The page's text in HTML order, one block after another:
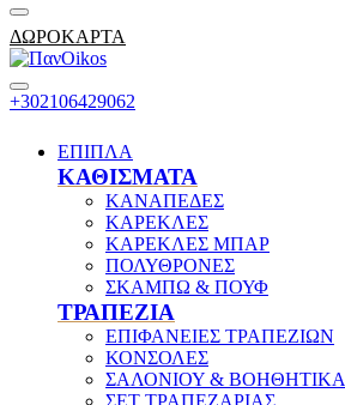
ΔΩΡΟΚΑΡΤΑ
+302106429062
ΕΠΙΠΛΑ
ΚΑΘΙΣΜΑΤΑ
ΚΑΝΑΠΕΔΕΣ
ΚΑΡΕΚΛΕΣ
ΚΑΡΕΚΛΕΣ ΜΠΑΡ
ΠΟΛΥΘΡΟΝΕΣ
ΣΚΑΜΠΩ & ΠΟΥΦ
ΤΡΑΠΕΖΙΑ
ΕΠΙΦΑΝΕΙΕΣ ΤΡΑΠΕΖΙΩΝ
ΚΟΝΣΟΛΕΣ
ΣΑΛΟΝΙΟΥ & ΒΟΗΘΗΤΙΚΑ
ΣΕΤ ΤΡΑΠΕΖΑΡΙΑΣ